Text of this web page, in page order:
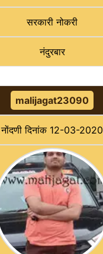
सरकारी नोकरी
नंदुरबार
malijagat23090
नोंदणी दिनांक 12-03-2020